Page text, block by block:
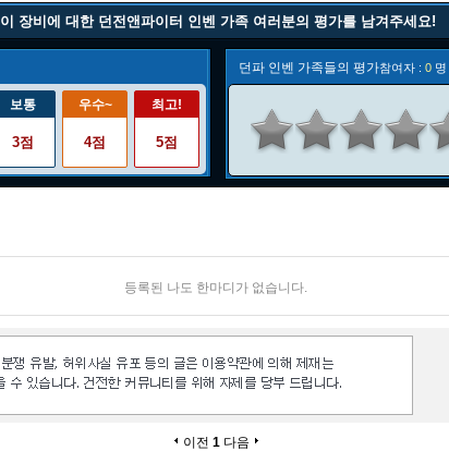
이 장비에 대한 던전앤파이터 인벤 가족 여러분의 평가를 남겨주세요!
보통
3점
우수~
4점
최고!
5점
던파 인벤 가족들의 평가참여자 : 0 명
등록된 나도 한마디가 없습니다.
이전 1 다음